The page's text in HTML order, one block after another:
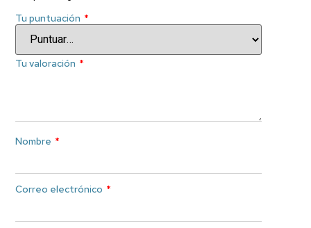
Tu puntuación *
Tu valoración *
Nombre *
Correo electrónico *